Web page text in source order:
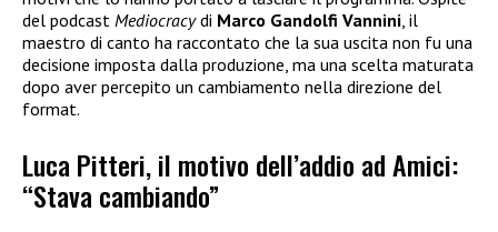
del podcast Mediocracydi Marco Gandolfi Vannini , il
maestro di canto ha raccontato che la sua uscita non fu una
decisione imposta dalla produzione, ma una scelta maturata
dopo aver percepito un cambiamento nella direzione del
format.
Luca Pitteri, il motivo dell’addio ad Amici:
“Stava cambiando”